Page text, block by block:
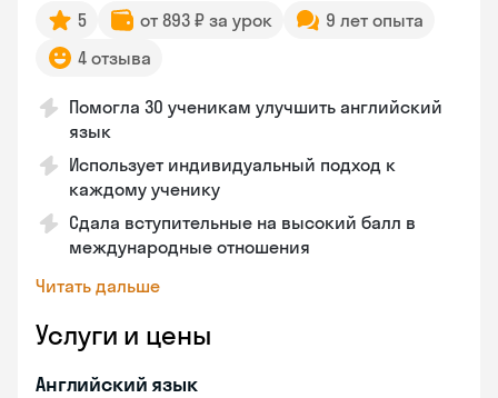
5 от 893 ₽ за урок
9 лет опыта
4 отзыва
Помогла 30 ученикам улучшить английский
язык
Использует индивидуальный подход к
каждому ученику
Сдала вступительные на высокий балл в
международные отношения
Читать дальше
Услуги и цены
Английский язык